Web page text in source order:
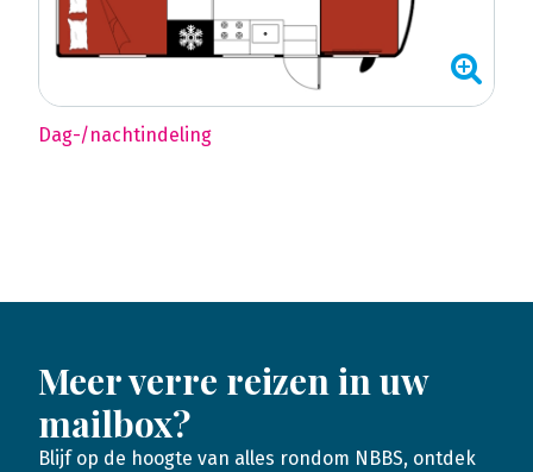
Dag-/nachtindeling
Meer verre reizen in uw
mailbox?
Blijf op de hoogte van alles rondom NBBS, ontdek